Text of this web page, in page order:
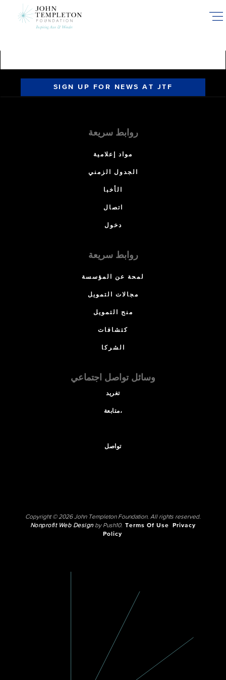
SIGN UP FOR NEWS AT JTF
روابط سريعة
مواد إعلامية
الجدول الزمني
الأخبا
اتصال
دخول
روابط سريعة
لمحة عن المؤسسة
مجالات التمويل
منح التمويل
كتشافات
الشركا
وسائل تواصل اجتماعي
تغريد
متابعة،
تواصل
Copyright © 2026 John Templeton Foundation. All rights reserved.
Nonprofit Web Designby Push10. Terms Of Use
Privacy
Policy